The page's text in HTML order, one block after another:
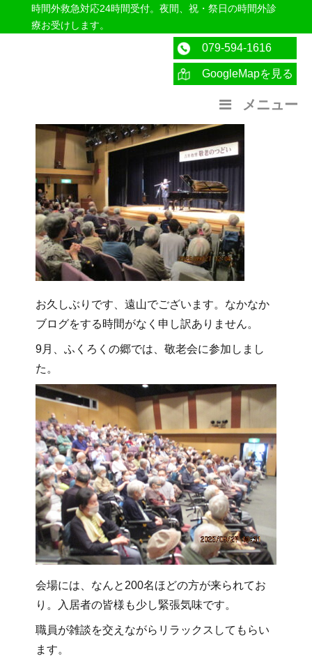
時間外救急対応24時間受付。夜間、祝・祭日の時間外診
療お受けします。
医療法人社団紀洋会 公式サイト
079-594-1616
GoogleMapを見る
メニュー
お久しぶりです、遠山でございます。なかなか
ブログをする時間がなく申し訳ありません。
9月、ふくろくの郷では、敬老会に参加しまし
た。
会場には、なんと200名ほどの方が来られてお
り。入居者の皆様も少し緊張気味です。
職員が雑談を交えながらリラックスしてもらい
ます。